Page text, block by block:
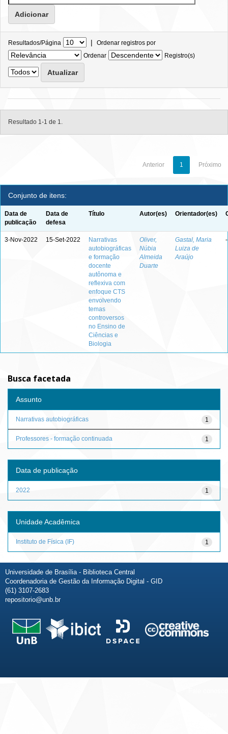
Resultados/Página | Ordenar registros por
Ordenar
Registro(s)
Resultado 1-1 de 1.
Anterior 1 Próximo
Conjunto de itens:
Data de
publicação
Data de
defesa
Título Autor(es) Orientador(es)
3-Nov-2022 15-Set-2022
Narrativas
autobiográficas
e formação
docente
autônoma e
reflexiva com
enfoque CTS
envolvendo
temas
controversos
no Ensino de
Ciências e
Biologia
Oliver,
Núbia
Almeida
Duarte
Gastal, Maria
Luiza de
Araújo
-
Busca facetada
Assunto
1
Narrativas autobiográficas
1
Professores - formação continuada
Data de publicação
1
2022
Unidade Acadêmica
1
Instituto de Física (IF)
Universidade de Brasília - Biblioteca Central
Coordenadoria de Gestão da Informação Digital - GID
(61) 3107-2683
repositorio@unb.br